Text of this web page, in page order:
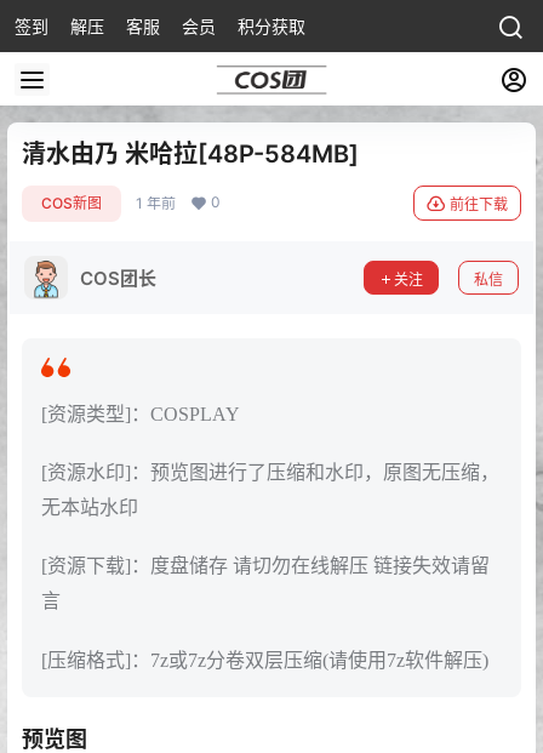
签到 解压 客服 会员 积分获取
清水由乃 米哈拉[48P-584MB]
COS新图 1 年前 0 前往下载
COS团长 关注 私信
[资源类型]：COSPLAY
[资源水印]：预览图进行了压缩和水印，原图无压缩，
无本站水印
[资源下载]：度盘储存 请切勿在线解压 链接失效请留
言
[压缩格式]：7z或7z分卷双层压缩(请使用7z软件解压)
预览图